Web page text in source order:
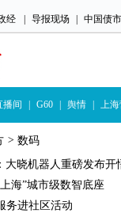
经 导报现场 中国债市
播间 G60 舆情 上
> 数码
大晓机器人重磅发布开
海”城市级数智底座
务进社区活动